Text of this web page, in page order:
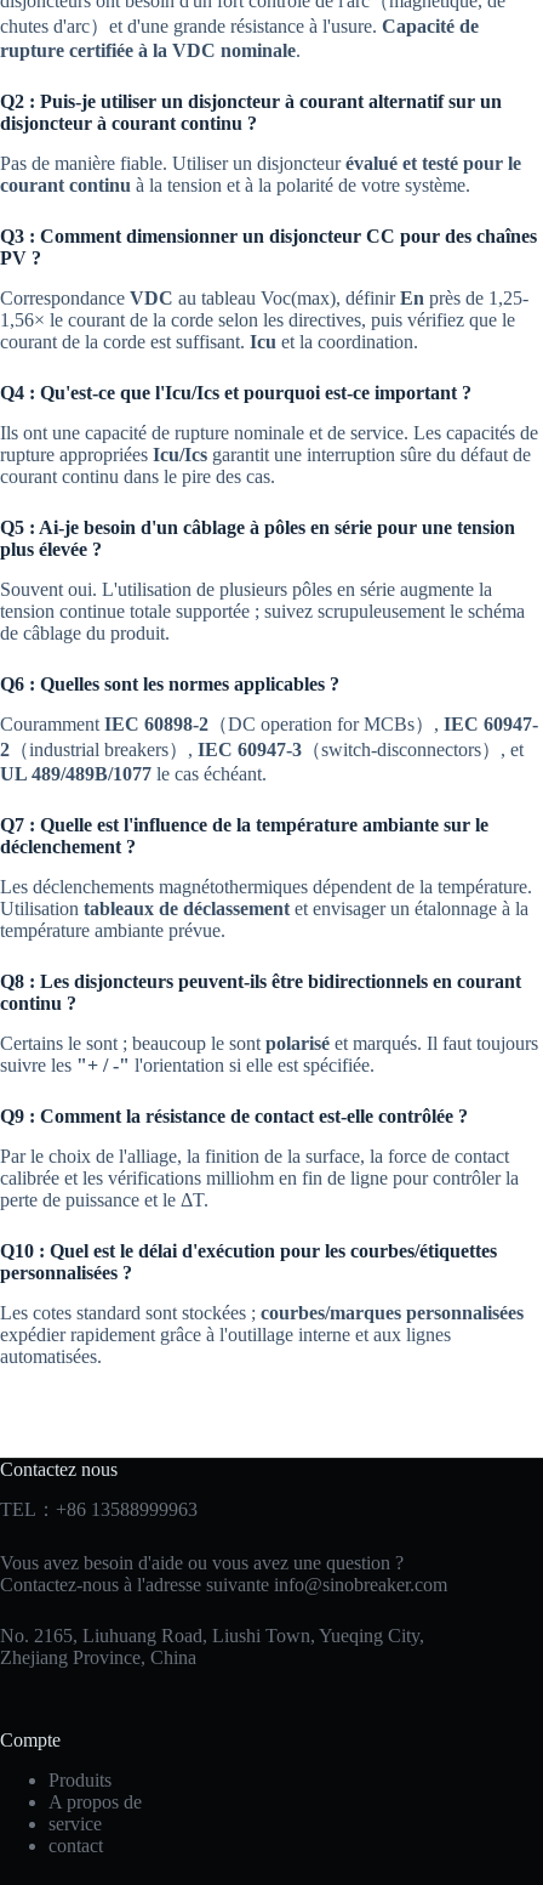
chutes d'arc）et d'une grande résistance à l'usure. Capacité de
rupture certifiée à la VDC nominale.
Q2 : Puis-je utiliser un disjoncteur à courant alternatif sur un
disjoncteur à courant continu ?
Pas de manière fiable. Utiliser un disjoncteurévalué et testé pour le
courant continu à la tension et à la polarité de votre système.
Q3 : Comment dimensionner un disjoncteur CC pour des chaînes
PV ?
Correspondance VDC au tableau Voc(max), définirEn près de 1,25-
1,56× le courant de la corde selon les directives, puis vérifiez que le
courant de la corde est suffisant. Icu et la coordination.
Q4 : Qu'est-ce que l'Icu/Ics et pourquoi est-ce important ?
Ils ont une capacité de rupture nominale et de service. Les capacités de
rupture appropriées Icu/Ics garantit une interruption sûre du défaut de
courant continu dans le pire des cas.
Q5 : Ai-je besoin d'un câblage à pôles en série pour une tension
plus élevée ?
Souvent oui. L'utilisation de plusieurs pôles en série augmente la
tension continue totale supportée ; suivez scrupuleusement le schéma
de câblage du produit.
Q6 : Quelles sont les normes applicables ?
CourammentIEC 60898-2 （DC operation for MCBs）, IEC 60947-
2 （industrial breakers）, IEC 60947-3 （switch-disconnectors）, et
UL 489/489B/1077 le cas échéant.
Q7 : Quelle est l'influence de la température ambiante sur le
déclenchement ?
Les déclenchements magnétothermiques dépendent de la température.
Utilisation tableaux de déclassement et envisager un étalonnage à la
température ambiante prévue.
Q8 : Les disjoncteurs peuvent-ils être bidirectionnels en courant
continu ?
Certains le sont ; beaucoup le sont polarisé et marqués. Il faut toujours
suivre les "+ / -" l'orientation si elle est spécifiée.
Q9 : Comment la résistance de contact est-elle contrôlée ?
Par le choix de l'alliage, la finition de la surface, la force de contact
calibrée et les vérifications milliohm en fin de ligne pour contrôler la
perte de puissance et le ΔT.
Q10 : Quel est le délai d'exécution pour les courbes/étiquettes
personnalisées ?
Les cotes standard sont stockées ; courbes/marques personnalisées
expédier rapidement grâce à l'outillage interne et aux lignes
automatisées.
Contactez nous
TEL：+86 13588999963
Vous avez besoin d'aide ou vous avez une question ?
Contactez-nous à l'adresse suivante info@sinobreaker.com
No. 2165, Liuhuang Road, Liushi Town, Yueqing City,
Zhejiang Province, China
Compte
Produits
A propos de
service
contact